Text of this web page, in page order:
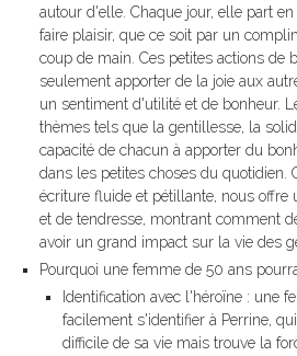
autour d'elle. Chaque jour, elle part
faire plaisir, que ce soit par un
coup de main. Ces petites actions de
seulement apporter de la joie aux
un sentiment d'utilité et de bonheur.
thèmes tels que la gentillesse, la
capacité de chacun à apporter du
dans les petites choses du quotidien.
écriture fluide et pétillante, nous offre
et de tendresse, montrant comment
avoir un grand impact sur la vie des
Pourquoi une femme de 50 ans
Identification avec l'héroïne : une
facilement s'identifier à Perrine,
difficile de sa vie mais trouve la